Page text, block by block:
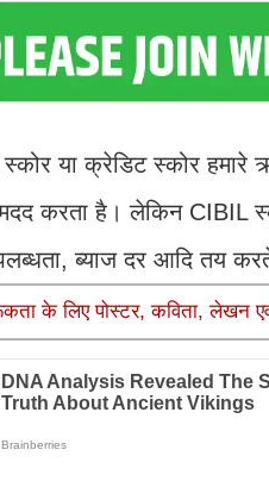
स्कोर या क्रेडिट स्कोर
करता है। लेकिन CIBIL
ब्याज दर आदि तय
के लिए पोस्टर, कविता, लेखन